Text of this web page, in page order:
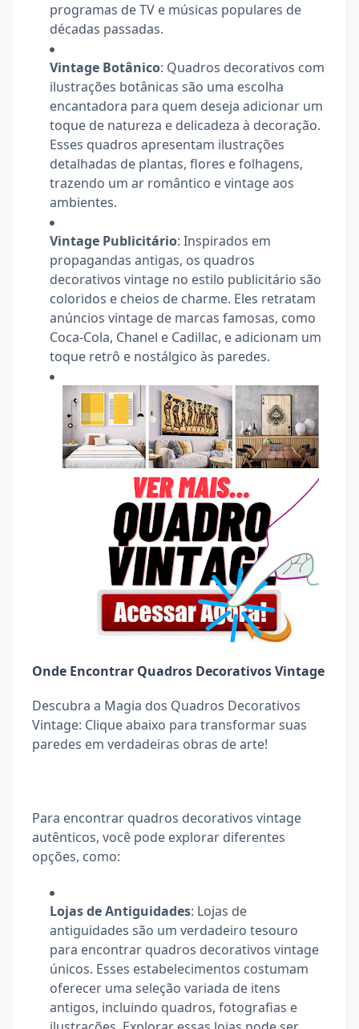
programas de TV e músicas populares de
décadas passadas.
Vintage Botânico: Quadros decorativos com
ilustrações botânicas são uma escolha
encantadora para quem deseja adicionar um
toque de natureza e delicadeza à decoração.
Esses quadros apresentam ilustrações
detalhadas de plantas, flores e folhagens,
trazendo um ar romântico e vintage aos
ambientes.
Vintage Publicitário: Inspirados em
propagandas antigas, os quadros
decorativos vintage no estilo publicitário são
coloridos e cheios de charme. Eles retratam
anúncios vintage de marcas famosas, como
Coca-Cola, Chanel e Cadillac, e adicionam um
toque retrô e nostálgico às paredes.
Onde Encontrar Quadros Decorativos Vintage
Descubra a Magia dos Quadros Decorativos
Vintage: Clique abaixo para transformar suas
paredes em verdadeiras obras de arte!
Para encontrar quadros decorativos vintage
autênticos, você pode explorar diferentes
opções, como:
Lojas de Antiguidades: Lojas de
antiguidades são um verdadeiro tesouro
para encontrar quadros decorativos vintage
únicos. Esses estabelecimentos costumam
oferecer uma seleção variada de itens
antigos, incluindo quadros, fotografias e